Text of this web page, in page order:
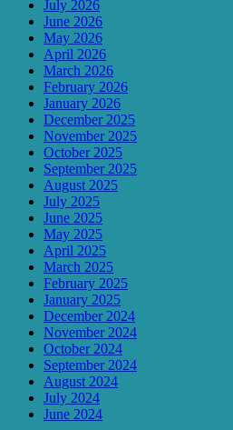
July 2026
June 2026
May 2026
April 2026
March 2026
February 2026
January 2026
December 2025
November 2025
October 2025
September 2025
August 2025
July 2025
June 2025
May 2025
April 2025
March 2025
February 2025
January 2025
December 2024
November 2024
October 2024
September 2024
August 2024
July 2024
June 2024